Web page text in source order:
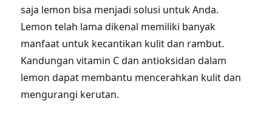
saja lemon bisa menjadi solusi untuk Anda.
Lemon telah lama dikenal memiliki banyak
manfaat untuk kecantikan kulit dan rambut.
Kandungan vitamin C dan antioksidan dalam
lemon dapat membantu mencerahkan kulit dan
mengurangi kerutan.